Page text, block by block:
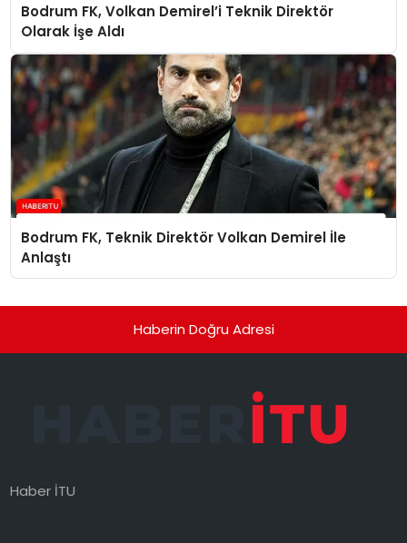
Bodrum FK, Volkan Demirel’i Teknik Direktör
Olarak İşe Aldı
Bodrum FK, Teknik Direktör Volkan Demirel İle
Anlaştı
Haberin Doğru Adresi
Haber İTU